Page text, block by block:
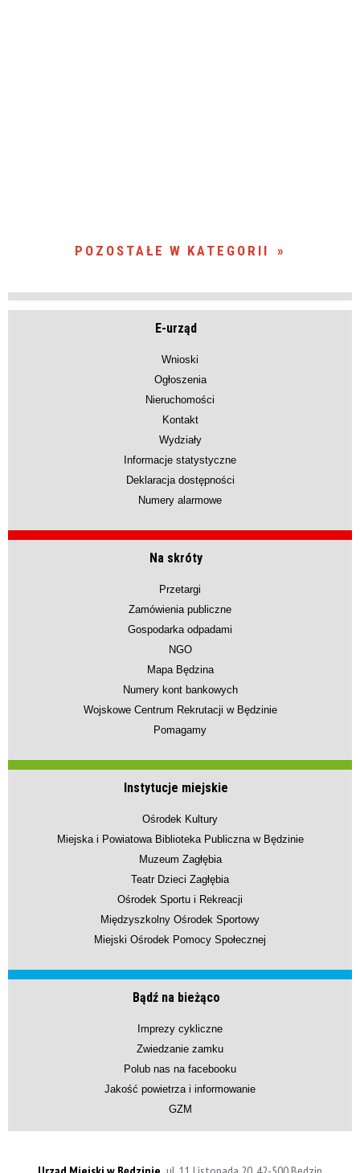
POZOSTAŁE W KATEGORII
E-urząd
Wnioski
Ogłoszenia
Nieruchomości
Kontakt
Wydziały
Informacje statystyczne
Deklaracja dostępności
Numery alarmowe
Na skróty
Przetargi
Zamówienia publiczne
Gospodarka odpadami
NGO
Mapa Będzina
Numery kont bankowych
Wojskowe Centrum Rekrutacji w Będzinie
Pomagamy
Instytucje miejskie
Ośrodek Kultury
Miejska i Powiatowa Biblioteka Publiczna w Będzinie
Muzeum Zagłębia
Teatr Dzieci Zagłębia
Ośrodek Sportu i Rekreacji
Międzyszkolny Ośrodek Sportowy
Miejski Ośrodek Pomocy Społecznej
Bądź na bieżąco
Imprezy cykliczne
Zwiedzanie zamku
Polub nas na facebooku
Jakość powietrza i informowanie
GZM